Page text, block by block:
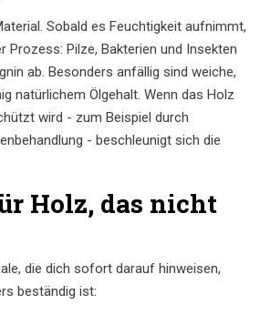
Sobald es Feuchtigkeit aufnimmt,
Prozess: Pilze, Bakterien und Insekten
ab. Besonders anfällig sind weiche,
natürlichem Ölgehalt. Wenn das Holz
wird - zum Beispiel durch
- beschleunigt sich die
Holz, das nicht
die dich sofort darauf hinweisen,
beständig ist: